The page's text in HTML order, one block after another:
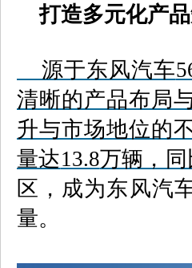
打造多元化产品
源于东风汽车
清晰的产品布局
升与市场地位的
量达13.8万辆，同
区，成为东风汽
量。